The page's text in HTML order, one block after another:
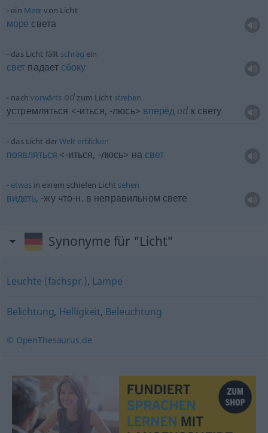
ein Meervon Licht
море света
das Licht fällt schräg ein
свет падает сбоку
nach vorwärtsodzum Licht streben
устремляться <-иться, -люсь> вперёд od к свету
das Licht derWelt erblicken
появляться <-иться, -люсь> на свет
etwasin einem schiefen Licht sehen
видеть, -жу что-н. в неправильном свете
Synonyme für "Licht"
Leuchte (fachspr.), Lampe
Belichtung, Helligkeit, Beleuchtung
© OpenThesaurus.de